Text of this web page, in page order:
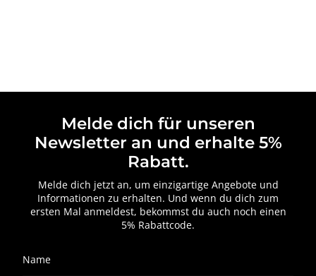
Melde dich für unseren
Newsletter an und erhalte 5%
Rabatt.
Melde dich jetzt an, um einzigartige Angebote und
Informationen zu erhalten. Und wenn du dich zum
ersten Mal anmeldest, bekommst du auch noch einen
5% Rabattcode.